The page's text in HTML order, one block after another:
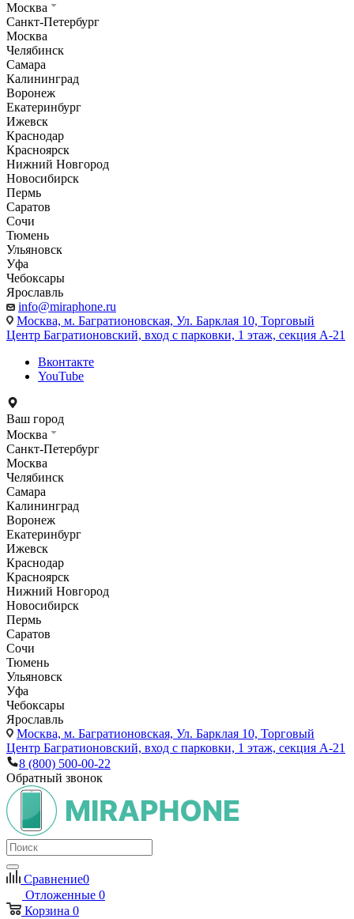
Москва
Санкт-Петербург
Москва
Челябинск
Самара
Калининград
Воронеж
Екатеринбург
Ижевск
Краснодар
Красноярск
Нижний Новгород
Новосибирск
Пермь
Саратов
Сочи
Тюмень
Ульяновск
Уфа
Чебоксары
Ярославль
info@miraphone.ru
Москва, м. Багратионовская, Ул. Барклая 10, Торговый
Центр Багратионовский, вход с парковки, 1 этаж, секция А-21
Вконтакте
YouTube
Ваш город
Москва
Санкт-Петербург
Москва
Челябинск
Самара
Калининград
Воронеж
Екатеринбург
Ижевск
Краснодар
Красноярск
Нижний Новгород
Новосибирск
Пермь
Саратов
Сочи
Тюмень
Ульяновск
Уфа
Чебоксары
Ярославль
Москва, м. Багратионовская, Ул. Барклая 10, Торговый
Центр Багратионовский, вход с парковки, 1 этаж, секция А-21
8 (800) 500-00-22
Обратный звонок
Сравнение0
Отложенные 0
Корзина 0